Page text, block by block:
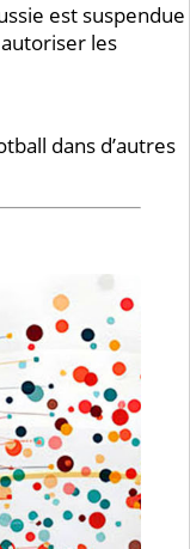
est suspendue
les
dans d’autres